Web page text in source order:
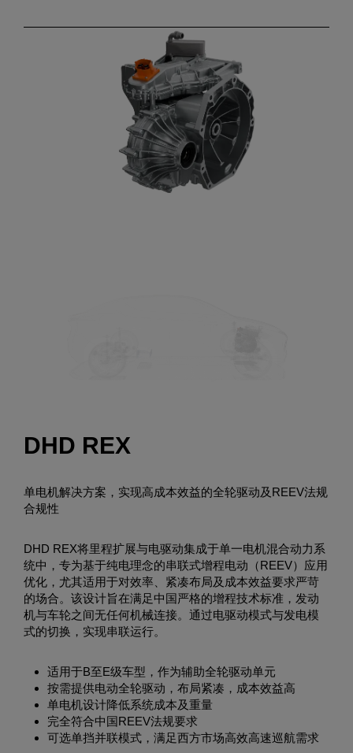
DHD REX
单电机解决方案，实现高成本效益的全轮驱动及REEV法规
合规性
DHD REX将里程扩展与电驱动集成于单一电机混合动力系
统中，专为基于纯电理念的串联式增程电动（REEV）应用
优化，尤其适用于对效率、紧凑布局及成本效益要求严苛
的场合。该设计旨在满足中国严格的增程技术标准，发动
机与车轮之间无任何机械连接。通过电驱动模式与发电模
式的切换，实现串联运行。
适用于B至E级车型，作为辅助全轮驱动单元
按需提供电动全轮驱动，布局紧凑，成本效益高
单电机设计降低系统成本及重量
完全符合中国REEV法规要求
可选单挡并联模式，满足西方市场高效高速巡航需求